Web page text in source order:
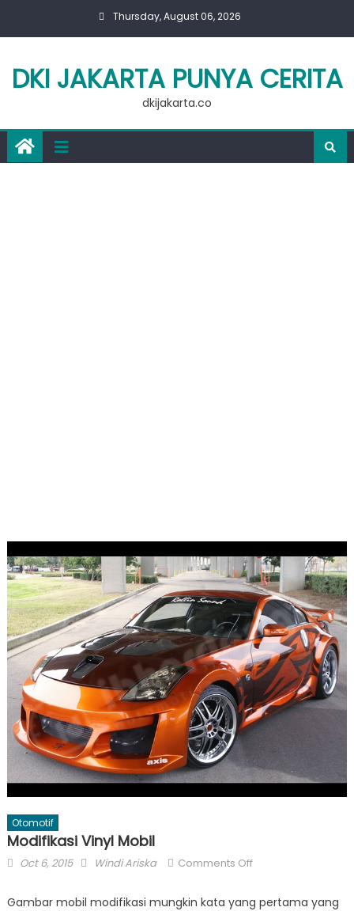
Thursday, August 06, 2026
DKI JAKARTA PUNYA CERITA
dkijakarta.co
Otomotif
Modifikasi Vinyl Mobil
Posted
Oct 6, 2015 Author
Windi Ariska Comments Offon
Vinyl
Gambar mobil modifikasi mungkin kata yang pertama yang